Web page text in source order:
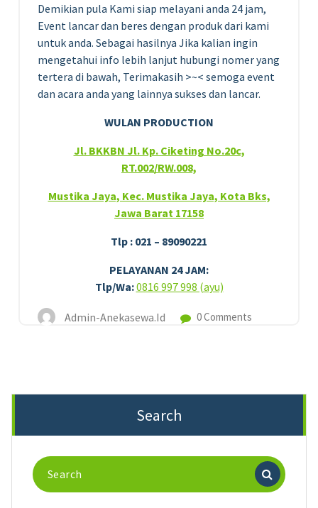
Demikian pula Kami siap melayani anda 24 jam,
Event lancar dan beres dengan produk dari kami
untuk anda. Sebagai hasilnya Jika kalian ingin
mengetahui info lebih lanjut hubungi nomer yang
tertera di bawah, Terimakasih >~< semoga event
dan acara anda yang lainnya sukses dan lancar.
WULAN PRODUCTION
Jl. BKKBN Jl. Kp. Ciketing No.20c,
RT.002/RW.008,
Mustika Jaya, Kec. Mustika Jaya, Kota Bks,
Jawa Barat 17158
Tlp : 021 – 89090221
PELAYANAN 24 JAM:
Tlp/Wa:0816 997 998 (ayu)
Admin-Anekasewa.id 0 Comments
Search
Search
for: